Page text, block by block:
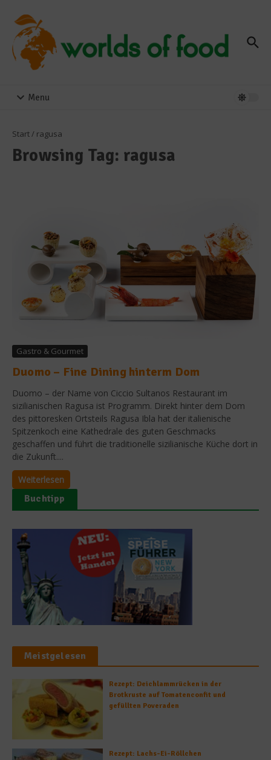
Menu
Start/ ragusa
Browsing Tag: ragusa
Gastro & Gourmet
Duomo – Fine Dining hinterm Dom
Duomo – der Name von Ciccio Sultanos Restaurant im
sizilianischen Ragusa ist Programm. Direkt hinter dem Dom
des pittoresken Ortsteils Ragusa Ibla hat der italienische
Spitzenkoch eine Kathedrale des guten Geschmacks
geschaffen und führt die traditionelle sizilianische Küche dort in
die Zukunft....
Weiterlesen
Buchtipp
Meistgelesen
Rezept: Deichlammrücken in der
Brotkruste auf Tomatenconfit und
gefüllten Poveraden
Rezept: Lachs-Ei-Röllchen